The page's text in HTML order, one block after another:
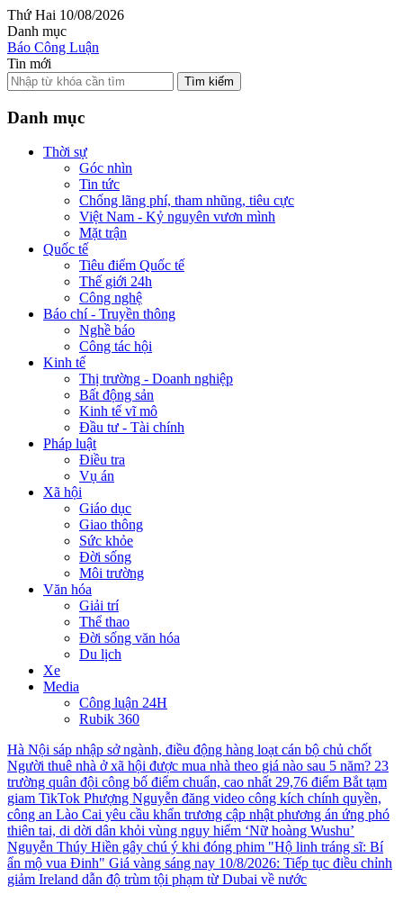
Thứ Hai 10/08/2026
Danh mục
Báo Công Luận
Tin mới
Tìm kiếm
Danh mục
Thời sự
Góc nhìn
Tin tức
Chống lãng phí, tham nhũng, tiêu cực
Việt Nam - Kỷ nguyên vươn mình
Mặt trận
Quốc tế
Tiêu điểm Quốc tế
Thế giới 24h
Công nghệ
Báo chí - Truyền thông
Nghề báo
Công tác hội
Kinh tế
Thị trường - Doanh nghiệp
Bất động sản
Kinh tế vĩ mô
Đầu tư - Tài chính
Pháp luật
Điều tra
Vụ án
Xã hội
Giáo dục
Giao thông
Sức khỏe
Đời sống
Môi trường
Văn hóa
Giải trí
Thể thao
Đời sống văn hóa
Du lịch
Xe
Media
Công luận 24H
Rubik 360
Hà Nội sáp nhập sở ngành, điều động hàng loạt cán bộ chủ chốt
Người thuê nhà ở xã hội được mua nhà theo giá nào sau 5 năm? 23
trường quân đội công bố điểm chuẩn, cao nhất 29,76 điểm Bắt tạm
giam TikTok Phượng Nguyễn đăng video công kích chính quyền,
công an Lào Cai yêu cầu khẩn trương cập nhật phương án ứng phó
thiên tai, di dời dân khỏi vùng nguy hiểm ‘Nữ hoàng Wushu’
Nguyễn Thúy Hiền gây chú ý khi đóng phim "Hộ linh tráng sĩ: Bí
ẩn mộ vua Đinh" Giá vàng sáng nay 10/8/2026: Tiếp tục điều chỉnh
giảm Ireland dẫn độ trùm tội phạm từ Dubai về nước